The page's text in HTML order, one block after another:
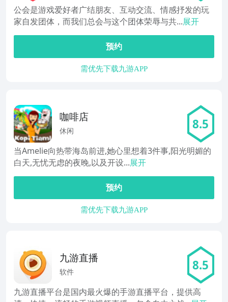
公会是游戏爱好者广结朋友、互动交流、情感抒发的玩
家自发团体，而我们总会与这个团体荣辱与共...展开
预约
需优先下载九游APP
咖啡店
休闲 8.5
当Amelie向热带海岛前进,她心里想着3件事,阳光明媚的
白天,无忧无虑的夜晚,以及开设...展开
预约
需优先下载九游APP
九游直播
软件 8.5
九游直播平台是国内最火爆的手游直播平台，提供高